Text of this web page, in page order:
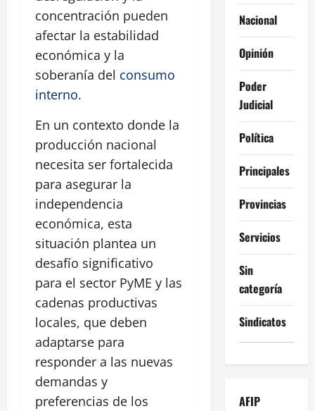
concentración pueden
afectar la estabilidad
económica y la
soberanía del consumo
interno.
En un contexto donde la
producción nacional
necesita ser fortalecida
para asegurar la
independencia
económica, esta
situación plantea un
desafío significativo
para el sector PyME y las
cadenas productivas
locales, que deben
adaptarse para
responder a las nuevas
demandas y
preferencias de los
Nacional
Opinión
Poder
Judicial
Política
Principales
Provincias
Servicios
Sin
categoría
Sindicatos
AFIP